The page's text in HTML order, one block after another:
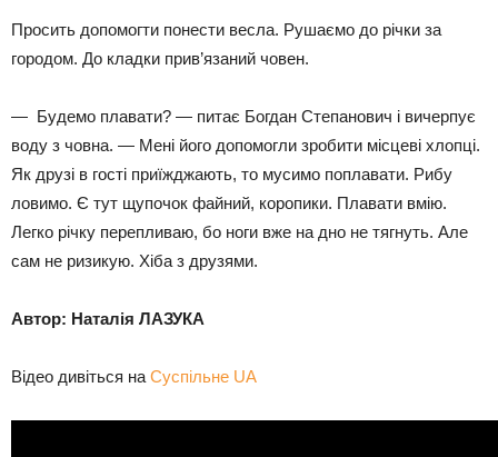
Просить допомогти понести весла. Рушаємо до річки за
городом. До кладки прив’язаний човен.
— Будемо плавати? — питає Богдан Степанович і вичерпує
воду з човна. — Мені його допомогли зробити місцеві хлопці.
Як друзі в гості приїжджають, то мусимо поплавати. Рибу
ловимо. Є тут щупочок файний, коропики. Плавати вмію.
Легко річку перепливаю, бо ноги вже на дно не тягнуть. Але
сам не ризикую. Хіба з друзями.
Автор: Наталія ЛАЗУКА
Відео дивіться на Суспільне UА